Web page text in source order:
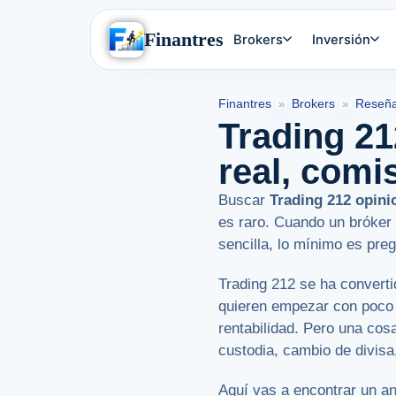
Finantres Brokers Inversión
Finantres » Brokers »
Trading
real,
Buscar Trading 212
es raro. Cuando un
sencilla, lo mínimo es
Trading 212 se ha
quieren empezar con
rentabilidad. Pero una
custodia, cambio de
Aquí vas a encontrar un